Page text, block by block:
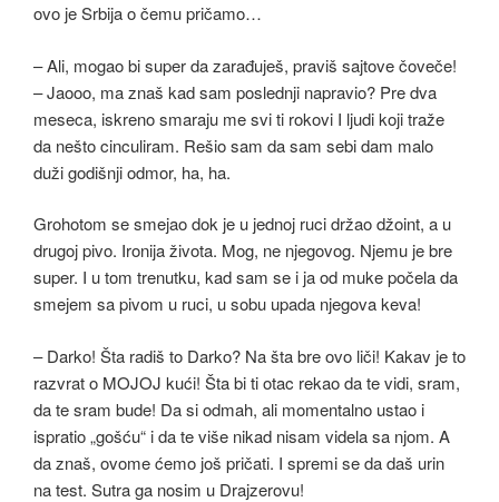
ovo je Srbija o čemu pričamo…
– Ali, mogao bi super da zarađuješ, praviš sajtove čoveče!
– Jaooo, ma znaš kad sam poslednji napravio? Pre dva
meseca, iskreno smaraju me svi ti rokovi I ljudi koji traže
da nešto cinculiram. Rešio sam da sam sebi dam malo
duži godišnji odmor, ha, ha.
Grohotom se smejao dok je u jednoj ruci držao džoint, a u
drugoj pivo. Ironija života. Mog, ne njegovog. Njemu je bre
super. I u tom trenutku, kad sam se i ja od muke počela da
smejem sa pivom u ruci, u sobu upada njegova keva!
– Darko! Šta radiš to Darko? Na šta bre ovo liči! Kakav je to
razvrat o MOJOJ kući! Šta bi ti otac rekao da te vidi, sram,
da te sram bude! Da si odmah, ali momentalno ustao i
ispratio „gošću“ i da te više nikad nisam videla sa njom. A
da znaš, ovome ćemo još pričati. I spremi se da daš urin
na test. Sutra ga nosim u Drajzerovu!